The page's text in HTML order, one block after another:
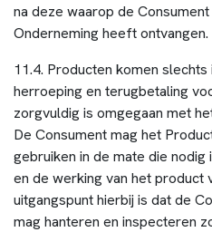
na deze waarop de
Onderneming heeft ontvangen.
11.4. Producten komen
herroeping en terugbetaling
zorgvuldig is omgegaan met
De Consument mag het
gebruiken in de mate die
en de werking van het product
uitgangspunt hierbij is dat de
mag hanteren en inspecteren